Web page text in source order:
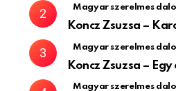
Magyar szerelmes
Koncz Zsuzsa –
Magyar szerelmes
Koncz Zsuzsa –
Magyar szerelmes